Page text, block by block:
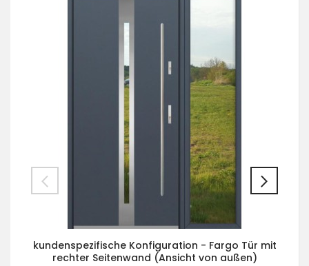
kundenspezifische Konfiguration - Fargo Tür mit
rechter Seitenwand (Ansicht von außen)